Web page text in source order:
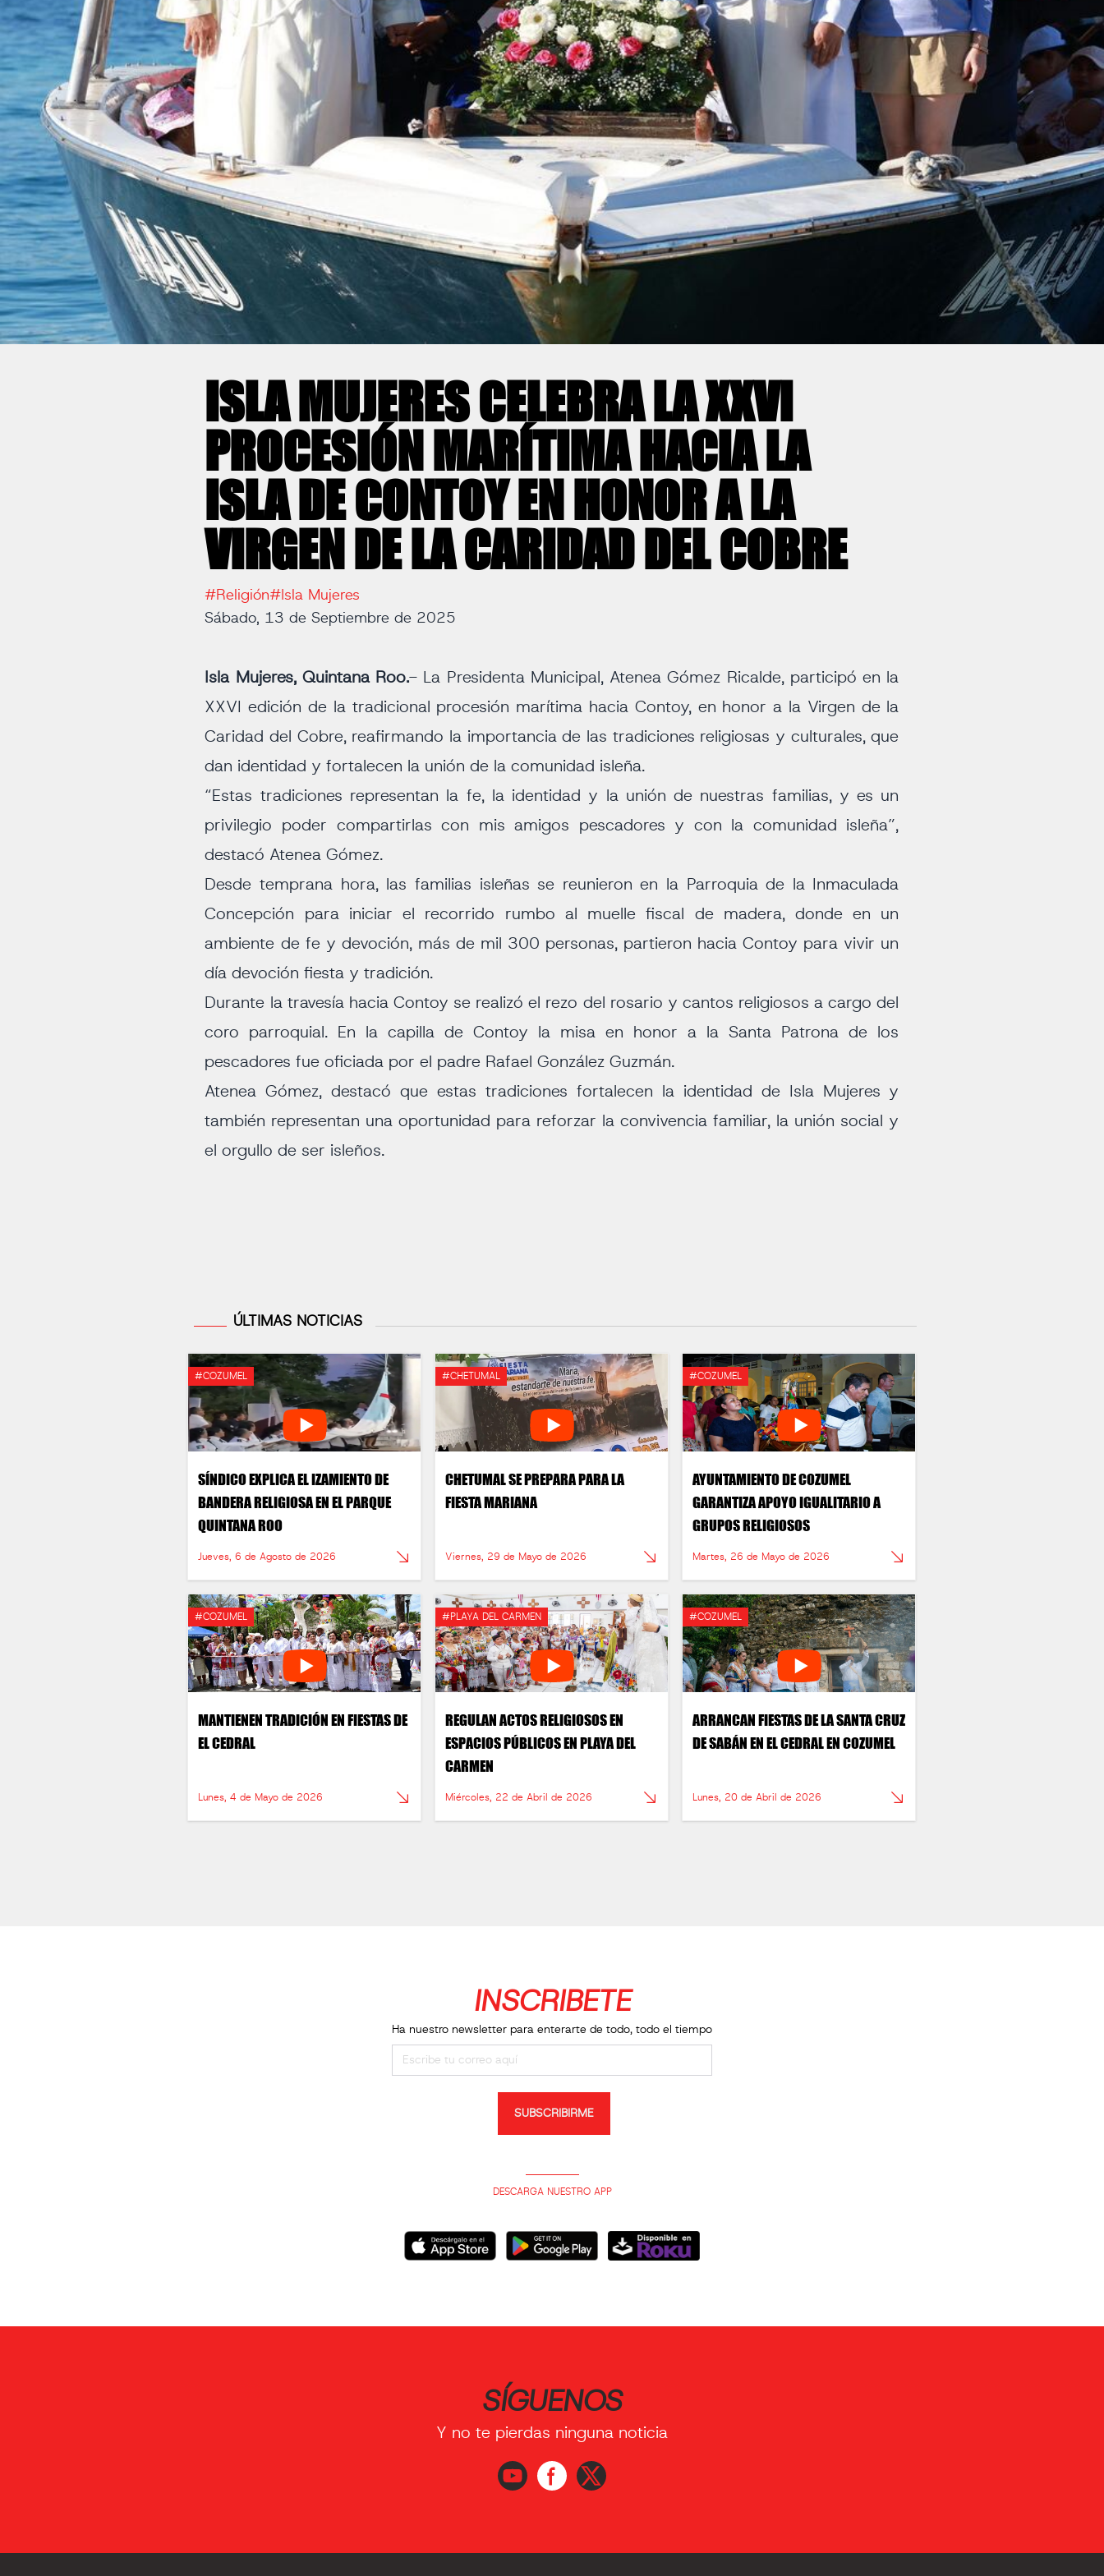
ISLA MUJERES CELEBRA LA XXVI
PROCESIÓN MARÍTIMA HACIA LA
ISLA DE CONTOY EN HONOR A LA
VIRGEN DE LA CARIDAD DEL COBRE
#Religión#Isla Mujeres
Sábado, 13 de Septiembre de 2025
Isla Mujeres, Quintana Roo.- La Presidenta Municipal, Atenea Gómez Ricalde, participó en la
XXVI edición de la tradicional procesión marítima hacia Contoy, en honor a la Virgen de la
Caridad del Cobre, reafirmando la importancia de las tradiciones religiosas y culturales, que
dan identidad y fortalecen la unión de la comunidad isleña.
“Estas tradiciones representan la fe, la identidad y la unión de nuestras familias, y es un
privilegio poder compartirlas con mis amigos pescadores y con la comunidad isleña”,
destacó Atenea Gómez.
Desde temprana hora, las familias isleñas se reunieron en la Parroquia de la Inmaculada
Concepción para iniciar el recorrido rumbo al muelle fiscal de madera, donde en un
ambiente de fe y devoción, más de mil 300 personas, partieron hacia Contoy para vivir un
día devoción fiesta y tradición.
Durante la travesía hacia Contoy se realizó el rezo del rosario y cantos religiosos a cargo del
coro parroquial. En la capilla de Contoy la misa en honor a la Santa Patrona de los
pescadores fue oficiada por el padre Rafael González Guzmán.
Atenea Gómez, destacó que estas tradiciones fortalecen la identidad de Isla Mujeres y
también representan una oportunidad para reforzar la convivencia familiar, la unión social y
el orgullo de ser isleños.
ÚLTIMAS NOTICIAS
#COZUMEL
SÍNDICO EXPLICA EL IZAMIENTO DE
BANDERA RELIGIOSA EN EL PARQUE
QUINTANA ROO
Jueves, 6 de Agosto de 2026
#CHETUMAL
CHETUMAL SE PREPARA PARA LA
FIESTA MARIANA
Viernes, 29 de Mayo de 2026
#COZUMEL
AYUNTAMIENTO DE COZUMEL
GARANTIZA APOYO IGUALITARIO A
GRUPOS RELIGIOSOS
Martes, 26 de Mayo de 2026
#COZUMEL
MANTIENEN TRADICIÓN EN FIESTAS DE
EL CEDRAL
Lunes, 4 de Mayo de 2026
#PLAYA DEL CARMEN
REGULAN ACTOS RELIGIOSOS EN
ESPACIOS PÚBLICOS EN PLAYA DEL
CARMEN
Miércoles, 22 de Abril de 2026
#COZUMEL
ARRANCAN FIESTAS DE LA SANTA CRUZ
DE SABÁN EN EL CEDRAL EN COZUMEL
Lunes, 20 de Abril de 2026
INSCRIBETE
Ha nuestro newsletter para enterarte de todo, todo el tiempo
SUBSCRIBIRME
DESCARGA NUESTRO APP
SÍGUENOS
Y no te pierdas ninguna noticia